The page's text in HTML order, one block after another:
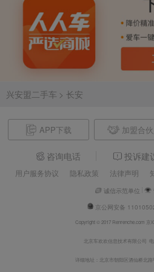
兴安盟二手车 > 长安
APP下载 加盟合伙
咨询电话 投诉建
用户服务协议 隐私政策 法律声明
诚信示范单位
京公网安备
Copyright © 2017 Renrenche.com 京
北京车欢欢信息技术有限公司 电
详细地址：北京市朝阳区酒仙桥北路